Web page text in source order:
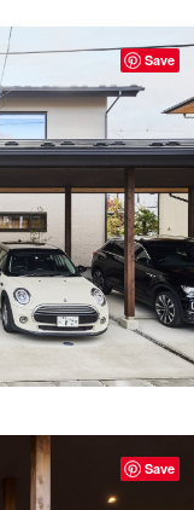
Save
Save